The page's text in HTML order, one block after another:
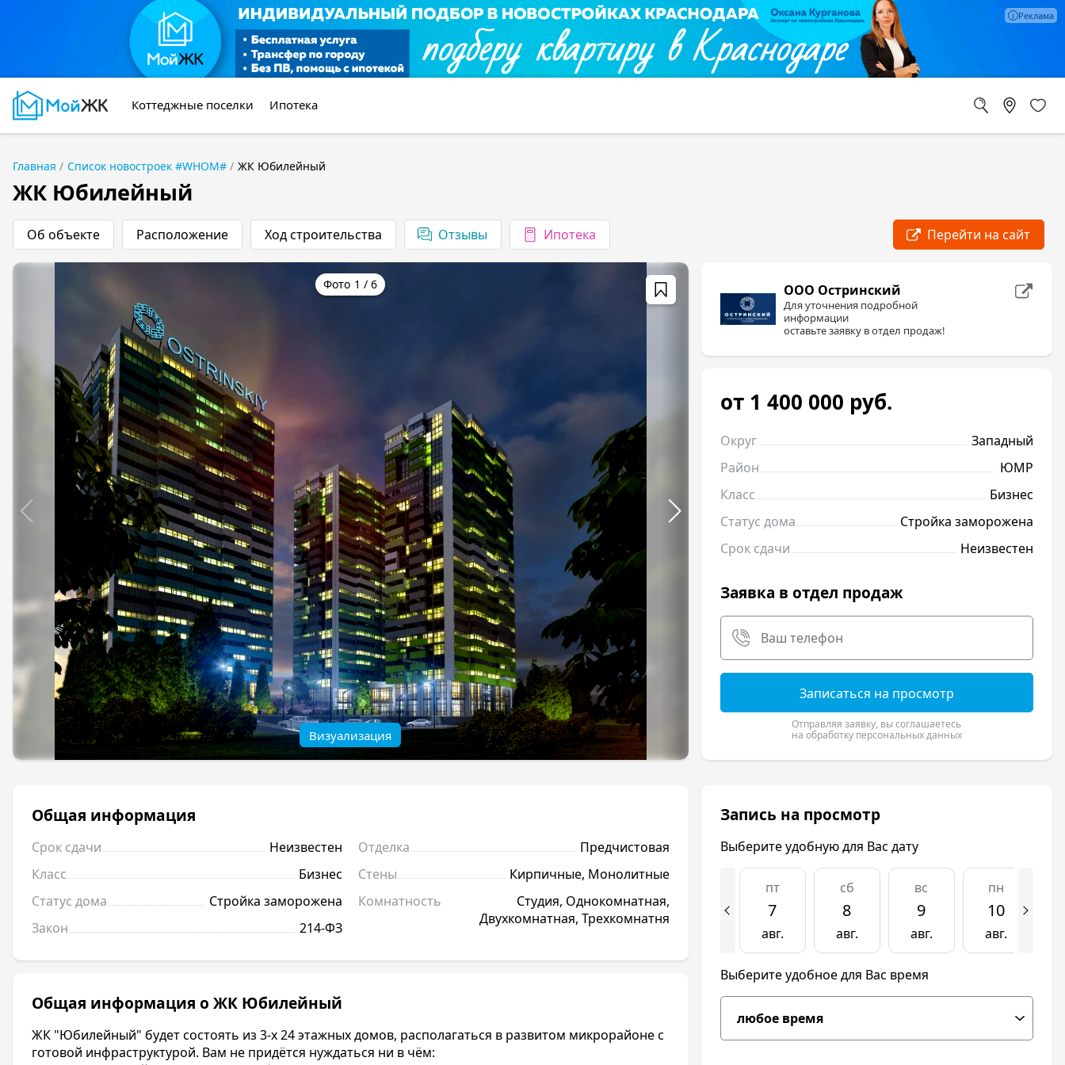
Коттеджные поселки Ипотека
Главная Список новостроек #WHOM# ЖК Юбилейный
ЖК Юбилейный
Об объекте Расположение Ход строительства
1 /6
Визуализация
ООО Остринский
Для уточнения подробной
информации
оставьте заявку в отдел продаж!
от 1 400 000 руб.
Округ
Западный
Район
ЮМР
Класс
Бизнес
Статус дома
Стройка заморожена
Срок сдачи
Неизвестен
Заявка в отдел продаж
Записаться на просмотр
Отправляя заявку, вы соглашаетесь
на обработку персональных данных
Общая информация
Срок сдачи
Неизвестен
Класс
Бизнес
Статус дома
Стройка заморожена
Закон
214-ФЗ
Отделка
Предчистовая
Стены
Кирпичные, Монолитные
Комнатность
Студия, Однокомнатная,
Двухкомнатная, Трехкомнатня
Общая информация о ЖК Юбилейный
ЖК "Юбилейный" будет состоять из 3-х 24 этажных домов, располагаться в развитом микрорайоне с
готовой инфраструктурой. Вам не придётся нуждаться ни в чём:
Запись на просмотр
Выберите удобную для Вас дату
пт
7
авг.
сб
8
авг.
вс
9
авг.
пн
10
авг.
Выберите удобное для Вас время